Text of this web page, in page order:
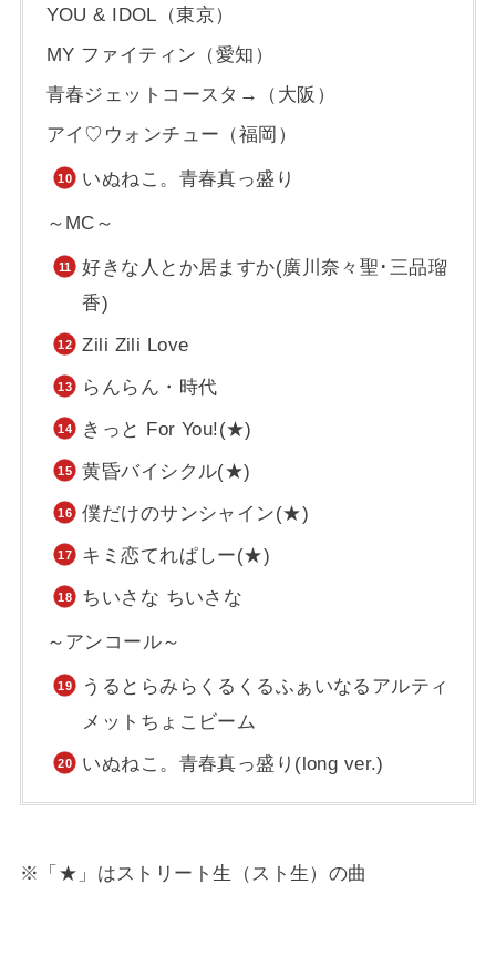
YOU & IDOL（東京）
MY ファイティン（愛知）
青春ジェットコースタ→（大阪）
アイ♡ウォンチュー（福岡）
いぬねこ。青春真っ盛り
～MC～
好きな人とか居ますか(廣川奈々聖･三品瑠
香)
Zili Zili Love
らんらん・時代
きっと For You!(★)
黄昏バイシクル(★)
僕だけのサンシャイン(★)
キミ恋てれぱしー(★)
ちいさな ちいさな
～アンコール～
うるとらみらくるくるふぁいなるアルティ
メットちょこビーム
いぬねこ。青春真っ盛り(long ver.)
※「★」はストリート生（スト生）の曲